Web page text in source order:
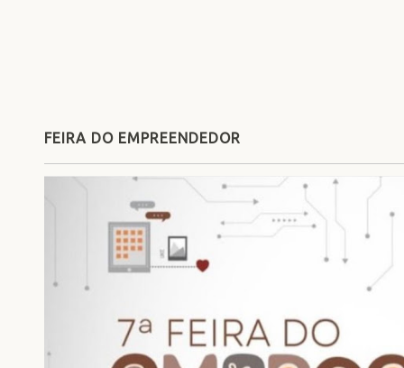
FEIRA DO EMPREENDEDOR